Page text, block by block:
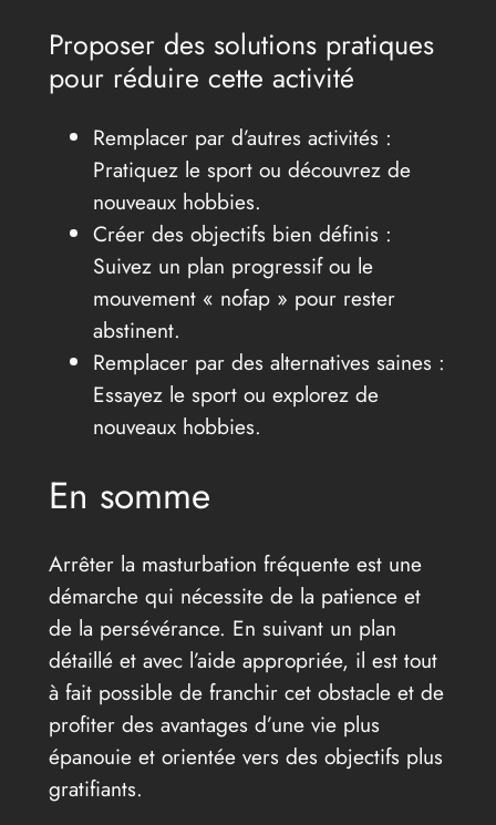
Proposer des solutions pratiques
pour réduire cette activité
Remplacer par d’autres activités :
Pratiquez le sport ou découvrez de
nouveaux hobbies.
Créer des objectifs bien définis :
Suivez un plan progressif ou le
mouvement « nofap » pour rester
abstinent.
Remplacer par des alternatives saines :
Essayez le sport ou explorez de
nouveaux hobbies.
En somme
Arrêter la masturbation fréquente est une
démarche qui nécessite de la patience et
de la persévérance. En suivant un plan
détaillé et avec l’aide appropriée, il est tout
à fait possible de franchir cet obstacle et de
profiter des avantages d’une vie plus
épanouie et orientée vers des objectifs plus
gratifiants.